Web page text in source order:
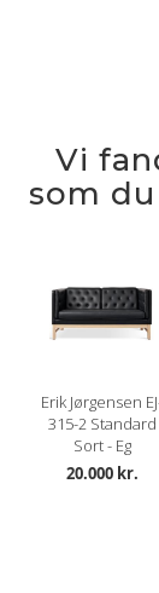
Vi
som
Erik Jørgensen
315-2 Standard
Sort - Eg
20.000 kr.